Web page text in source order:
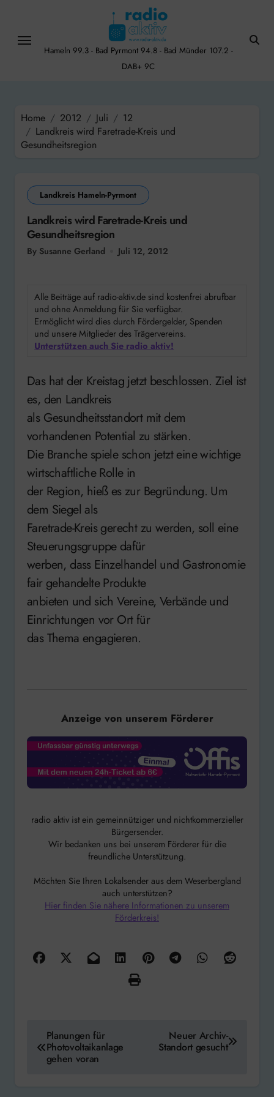
content
Hameln 99.3 - Bad Pyrmont 94.8 - Bad Münder 107.2 -
DAB+ 9C
Home 2012 Juli
12
Landkreis wird Faretrade-Kreis und
Gesundheitsregion
Landkreis Hameln-Pyrmont
Landkreis wird Faretrade-Kreis und
Gesundheitsregion
By Susanne Gerland Juli 12, 2012
Alle Beiträge auf radio-aktiv.de sind kostenfrei abrufbar
und ohne Anmeldung für Sie verfügbar.
Ermöglicht wird dies durch Fördergelder, Spenden
und unsere Mitglieder des Trägervereins.
Unterstützen auch Sie radio aktiv!
Das hat der Kreistag jetzt beschlossen. Ziel ist
es, den Landkreis
als Gesundheitsstandort mit dem
vorhandenen Potential zu stärken.
Die Branche spiele schon jetzt eine wichtige
wirtschaftliche Rolle in
der Region, hieß es zur Begründung. Um
dem Siegel als
Faretrade-Kreis gerecht zu werden, soll eine
Steuerungsgruppe dafür
werben, dass Einzelhandel und Gastronomie
fair gehandelte Produkte
anbieten und sich Vereine, Verbände und
Einrichtungen vor Ort für
das Thema engagieren.
Anzeige von unserem Förderer
radio aktiv ist ein gemeinnütziger und nichtkommerzieller
Bürgersender.
Wir bedanken uns bei unserem Förderer für die
freundliche Unterstützung.
Möchten Sie Ihren Lokalsender aus dem Weserbergland
auch unterstützen?
Hier finden Sie nähere Informationen zu unserem
Förderkreis!
Beitragsnavigation
Planungen für
Photovoltaikanlage
gehen voran
Neuer Archiv-
Standort gesucht